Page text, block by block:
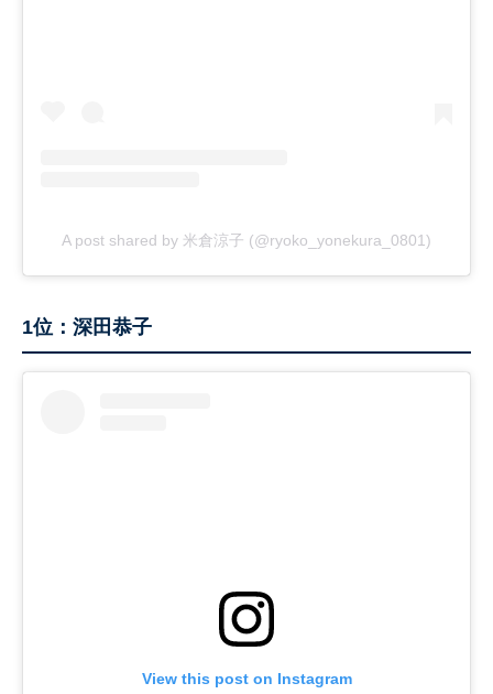
A post shared by 米倉涼子 (@ryoko_yonekura_0801)
1位：深田恭子
View this post on Instagram